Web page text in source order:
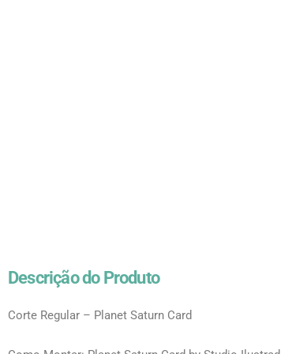
Descrição do Produto
Corte Regular – Planet Saturn Card